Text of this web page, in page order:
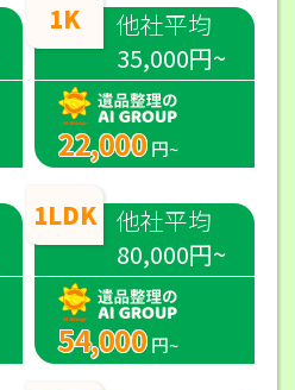
1K
他社平均
35,000円~
22,000 円~
1LDK 他社平均
80,000円~
54,000 円~